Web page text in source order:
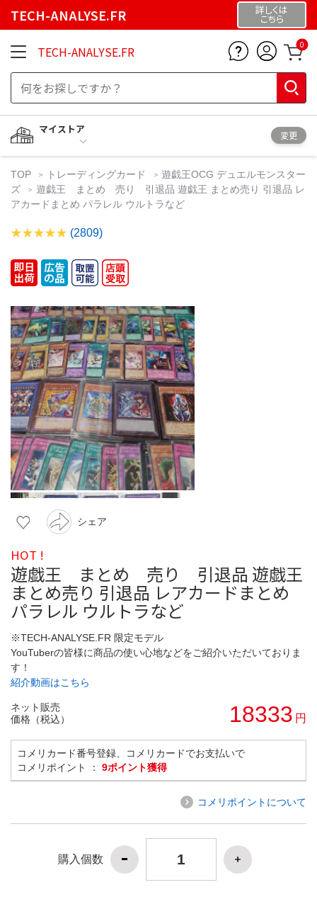
TECH-ANALYSE.FR 詳しくは
こちら
TECH-ANALYSE.FR 0
マイストア
変更
TOP トレーディングカード
遊戯王OCG デュエルモンスター
ズ
遊戯王 まとめ 売り 引退品 遊戯王 まとめ売り 引退品 レ
アカードまとめ パラレル ウルトラなど
(2809)
シェア
HOT !
遊戯王 まとめ 売り 引退品 遊戯王
まとめ売り 引退品 レアカードまとめ
パラレル ウルトラなど
※TECH-ANALYSE.FR 限定モデル
YouTuberの皆様に商品の使い心地などをご紹介いただいておりま
す！
紹介動画はこちら
ネット販売
価格（税込）
18333 円
コメリカード番号登録、コメリカードでお支払いで
コメリポイント ： 9ポイント獲得
コメリポイントについて
購入個数